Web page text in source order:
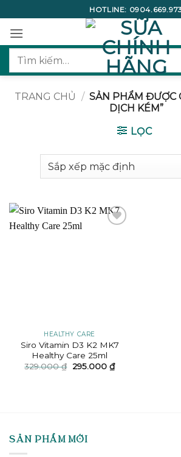
qua
nội
dung
HOTLINE:
Tìm
TRANG CHỦ / SẢN PHẨM ĐƯỢC
DỊCH KÉM”
LỌC
HEALTHY CARE
Siro Vitamin D3 K2 MK7
Healthy Care 25ml
329.000₫ Giá
295.000 ₫Giá
hiện
SẢN PHẨM MỚI